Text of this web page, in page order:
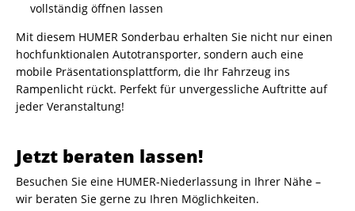
vollständig öffnen lassen
Mit diesem HUMER Sonderbau erhalten Sie nicht nur einen
hochfunktionalen Autotransporter, sondern auch eine
mobile Präsentationsplattform, die Ihr Fahrzeug ins
Rampenlicht rückt. Perfekt für unvergessliche Auftritte auf
jeder Veranstaltung!
Jetzt beraten lassen!
Besuchen Sie eine HUMER-Niederlassung in Ihrer Nähe –
wir beraten Sie gerne zu Ihren Möglichkeiten.